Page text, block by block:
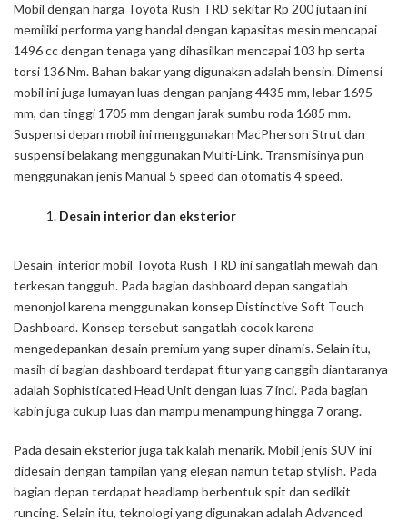
Mobil dengan harga Toyota Rush TRD sekitar Rp 200 jutaan ini
memiliki performa yang handal dengan kapasitas mesin mencapai
1496 cc dengan tenaga yang dihasilkan mencapai 103 hp serta
torsi 136 Nm. Bahan bakar yang digunakan adalah bensin. Dimensi
mobil ini juga lumayan luas dengan panjang 4435 mm, lebar 1695
mm, dan tinggi 1705 mm dengan jarak sumbu roda 1685 mm.
Suspensi depan mobil ini menggunakan MacPherson Strut dan
suspensi belakang menggunakan Multi-Link. Transmisinya pun
menggunakan jenis Manual 5 speed dan otomatis 4 speed.
Desain interior dan eksterior
Desain interior mobil Toyota Rush TRD ini sangatlah mewah dan
terkesan tangguh. Pada bagian dashboard depan sangatlah
menonjol karena menggunakan konsep Distinctive Soft Touch
Dashboard. Konsep tersebut sangatlah cocok karena
mengedepankan desain premium yang super dinamis. Selain itu,
masih di bagian dashboard terdapat fitur yang canggih diantaranya
adalah Sophisticated Head Unit dengan luas 7 inci. Pada bagian
kabin juga cukup luas dan mampu menampung hingga 7 orang.
Pada desain eksterior juga tak kalah menarik. Mobil jenis SUV ini
didesain dengan tampilan yang elegan namun tetap stylish. Pada
bagian depan terdapat headlamp berbentuk spit dan sedikit
runcing. Selain itu, teknologi yang digunakan adalah Advanced